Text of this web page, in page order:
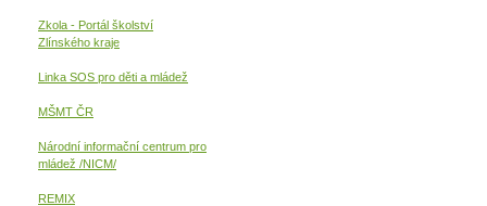
Zkola - Portál školství
Zlínského kraje
Linka SOS pro děti a mládež
MŠMT ČR
Národní informační centrum pro
mládež /NICM/
REMIX